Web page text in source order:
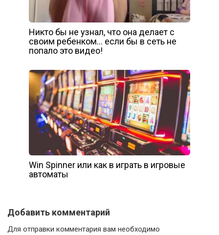
Никто бы не узнал, что она делает с
своим ребенком… если бы в сеть не
попало это видео!
Win Spinner или как в играть в игровые
автоматы
Добавить комментарий
Для отправки комментария вам необходимо